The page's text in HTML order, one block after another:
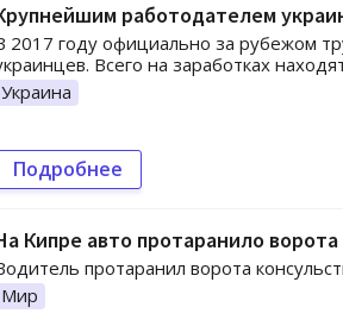
работодателем
2017 году официально за рубежом
Всего на заработках
Украина
Подробнее
Кипре авто протаранило
протаранил ворота
Мир